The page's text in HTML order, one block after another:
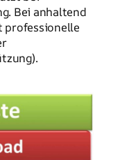
Bei anhaltend
professionelle